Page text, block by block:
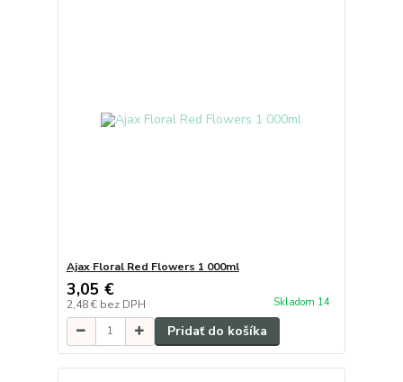
Ajax Floral Red Flowers 1 000ml
3,05 €
2,48 € bez DPH Skladom 14
Pridať do košíka